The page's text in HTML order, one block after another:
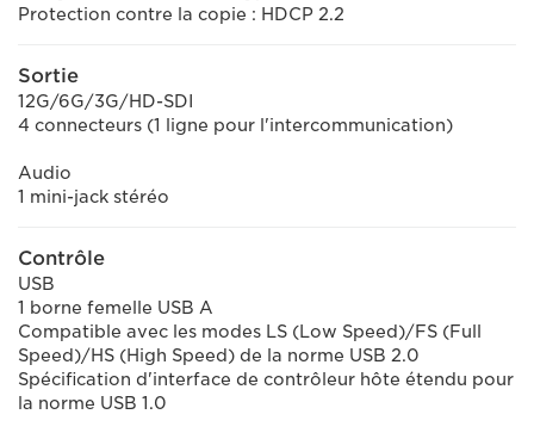
Protection contre la copie : HDCP 2.2
Sortie
12G/6G/3G/HD-SDI
4 connecteurs (1 ligne pour l'intercommunication)
Audio
1 mini-jack stéréo
Contrôle
USB
1 borne femelle USB A
Compatible avec les modes LS (Low Speed)/FS (Full
Speed)/HS (High Speed) de la norme USB 2.0
Spécification d'interface de contrôleur hôte étendu pour
la norme USB 1.0